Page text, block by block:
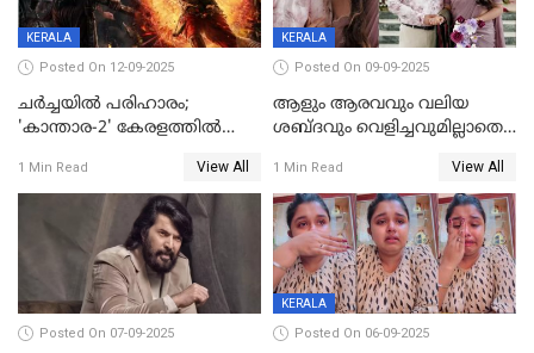
KERALA
Posted On 12-09-2025
ചർച്ചയിൽ പരിഹാരം;
'കാന്താര-2' കേരളത്തിൽ
ഫിയോക്ക്
1 Min Read View All
KERALA
Posted On 09-09-2025
ആളും ആരവവും വലിയ
ശബ്ദവും വെളിച്ചവുമില്ലാതെ
വിവാഹിതയായെന്ന്‌ നടി ​
ഗ്രേസ് ആന്റണി
1 Min Read View All
Posted On 07-09-2025
KERALA
Posted On 06-09-2025